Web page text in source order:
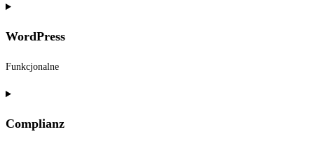
Consent
service
WordPress
Funkcjonalne
Consent
service
Complianz